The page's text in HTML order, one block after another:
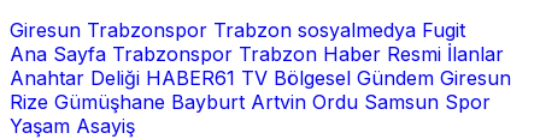
Giresun Trabzonspor Trabzon sosyalmedya Fugit
Ana Sayfa Trabzonspor Trabzon Haber Resmi İlanlar
Anahtar Deliği HABER61 TV Bölgesel Gündem Giresun
Rize Gümüşhane Bayburt Artvin Ordu Samsun Spor
Yaşam Asayiş